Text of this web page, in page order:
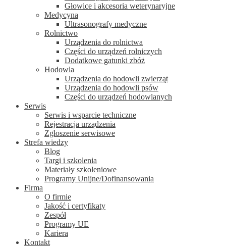
Głowice i akcesoria weterynaryjne
Medycyna
Ultrasonografy medyczne
Rolnictwo
Urządzenia do rolnictwa
Części do urządzeń rolniczych
Dodatkowe gatunki zbóż
Hodowla
Urządzenia do hodowli zwierząt
Urządzenia do hodowli psów
Części do urządzeń hodowlanych
Serwis
Serwis i wsparcie techniczne
Rejestracja urządzenia
Zgłoszenie serwisowe
Strefa wiedzy
Blog
Targi i szkolenia
Materiały szkoleniowe
Programy Unijne/Dofinansowania
Firma
O firmie
Jakość i certyfikaty
Zespół
Programy UE
Kariera
Kontakt